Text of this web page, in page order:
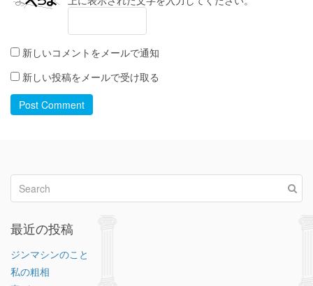
新しいコメントをメールで通知
新しい投稿をメールで受け取る
Post Comment
最近の投稿
ジンマシンのこと
私の粗相